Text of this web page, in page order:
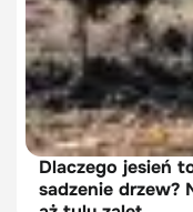
Dlaczego jesień
sadzenie drzew?